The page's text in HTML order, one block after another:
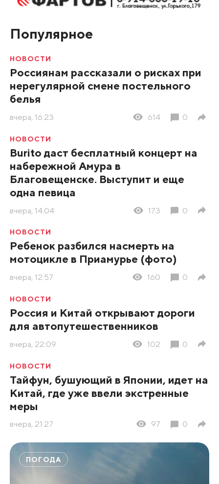
Популярное
НОВОСТИ
Россиянам рассказали о рисках при
нерегулярной смене постельного
белья
вчера, 16:23 614 0
НОВОСТИ
Burito даст бесплатный концерт на
набережной Амура в
Благовещенске. Выступит и еще
одна певица
вчера, 14:04 173 0
НОВОСТИ
Ребенок разбился насмерть на
мотоцикле в Приамурье (фото)
вчера, 12:57 160 0
НОВОСТИ
Россия и Китай открывают дороги
для автопутешественников
вчера, 22:09 102 0
НОВОСТИ
Тайфун, бушующий в Японии, идет на
Китай, где уже ввели экстренные
меры
вчера, 21:27 97 0
ПОГОДА